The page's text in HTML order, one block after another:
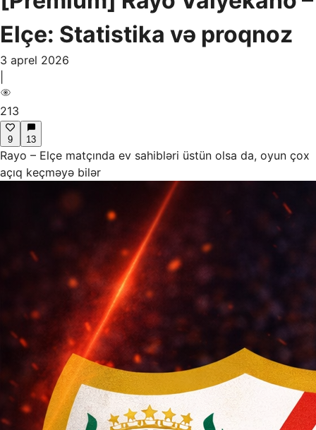
Elçe: Statistika və proqnoz
3 aprel 2026
213
9 13
Rayo – Elçe matçında ev sahibləri üstün olsa da, oyun çox
açıq keçməyə bilər